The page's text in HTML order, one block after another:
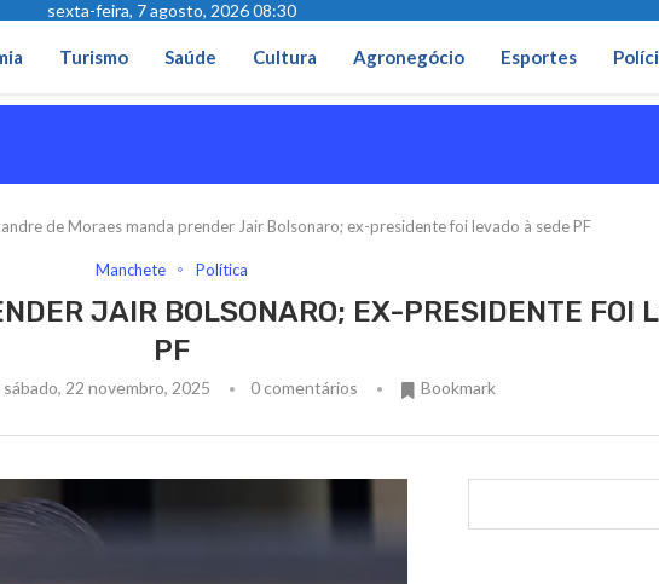
sexta-feira, 7 agosto, 2026 08:30
Turismo Saúde Cultura Agronegócio Esportes
de Moraes manda prender Jair Bolsonaro; ex-presidente foi levado à sede PF
Manchete Política
JAIR BOLSONARO; EX-PRESIDENTE FOI
PF
sábado, 22 novembro, 2025 0 comentários Bookmark